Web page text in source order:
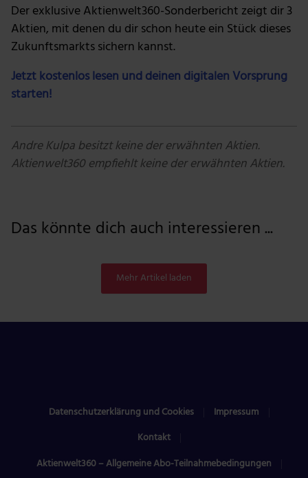
Der exklusive Aktienwelt360-Sonderbericht zeigt dir 3
Aktien, mit denen du dir schon heute ein Stück dieses
Zukunftsmarkts sichern kannst.
Jetzt kostenlos lesen und deinen digitalen Vorsprung
starten!
Andre Kulpa besitzt keine der erwähnten Aktien.
Aktienwelt360 empfiehlt keine der erwähnten Aktien.
Das könnte dich auch interessieren ...
Mehr Artikel laden
Datenschutzerklärung und Cookies
Impressum
Kontakt
Aktienwelt360 – Allgemeine Abo-Teilnahmebedingungen